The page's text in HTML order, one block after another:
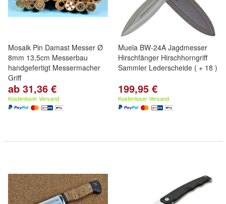
Mosaik Pin Damast Messer Ø
8mm 13,5cm Messerbau
handgefertigt Messermacher
Griff
ab 31,36 €
Kostenloser Versand
Muela BW-24A Jagdmesser
Hirschfänger Hirschhorngriff
Sammler Lederscheide ( + 18 )
199,95 €
Kostenloser Versand